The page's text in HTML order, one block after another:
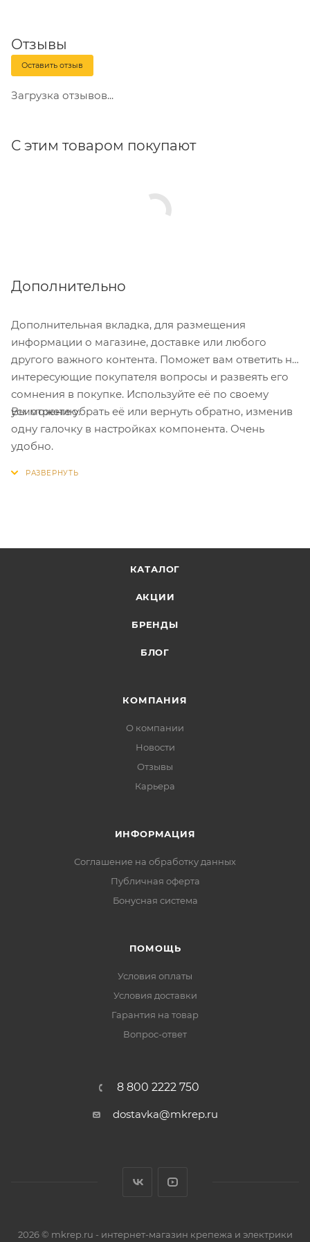
материал.
обеспечивают надежность и долговечность
от главного врага металлических элементов,
который может быстро разрушить любую
максимально прост - для установки дюбель-гвоздя с
потайной головкой необходимо высверлить в
нужно. При установке в пустотелые основания
рекомендуется выбрать размер так, чтобы
для надежности крепления.
Монтаж:просверлите отверстие сквозь
закрепляемую деталь. Сделайте зенковку под
потайной бортик. Вставьте дюбель и забейте гвоздь.
Деталь закреплена, проверьте надежность
крепления и можно пользоваться.
Технические характеристики:
Отзывы
Оставить отзыв
Загрузка отзывов...
С этим товаром покупают
Дополнительно
Дополнительная вкладка, для размещения
информации о магазине, доставке или любого
другого важного контента. Поможет вам ответить на
интересующие покупателя вопросы и развеять его
сомнения в покупке. Используйте её по своему
усмотрению.
Вы можете убрать её или вернуть обратно, изменив
одну галочку в настройках компонента. Очень
удобно.
КАТАЛОГ
АКЦИИ
БРЕНДЫ
БЛОГ
КОМПАНИЯ
О компании
Новости
Отзывы
Карьера
ИНФОРМАЦИЯ
Соглашение на обработку данных
Публичная оферта
Бонусная система
ПОМОЩЬ
Условия оплаты
Условия доставки
Гарантия на товар
Вопрос-ответ
8 800 2222 750
dostavka@mkrep.ru
2026 © mkrep.ru - интернет-магазин крепежа и электрики